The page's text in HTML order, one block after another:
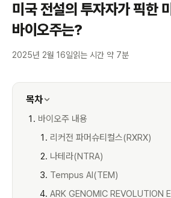
미국 전설의 투자자가 픽한
바이오주는?
2025년 2월 16일읽는 시간 약 7분
목차
바이오주 내용
리커전 파머슈티컬스(RXRX)
나테라(NTRA)
Tempus AI(TEM)
ARK GENOMIC REVOLUTION